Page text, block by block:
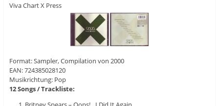
Viva Chart X Press
Format: Sampler, Compilation von 2000
EAN: 724385028120
Musikrichtung: Pop
12 Songs / Trackliste: